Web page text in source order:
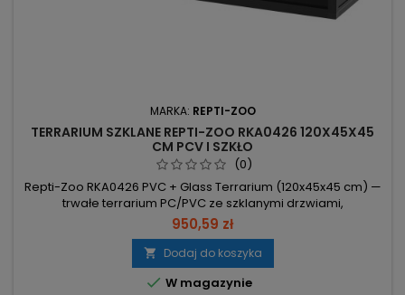
MARKA: REPTI-ZOO
TERRARIUM SZKLANE REPTI-ZOO RKA0426 120X45X45
CM PCV I SZKŁO
(0)
Repti-Zoo RKA0426 PVC + Glass Terrarium (120x45x45 cm) —
trwałe terrarium PC/PVC ze szklanymi drzwiami,
przeznaczone dla agam brodatych, węży i gekonów.
Wymiary 120x45x45 cm (~250 l) – przestrzeń do aranżacji i
komfortu dla średnich gadów. Materiały: PC, PVC, szkło
hartowane – odporność na wilgoć, korozję i uszkodzenia
mechaniczne. Przesuwne szklane...
950,59 zł
 Dodaj do koszyka
 W magazynie